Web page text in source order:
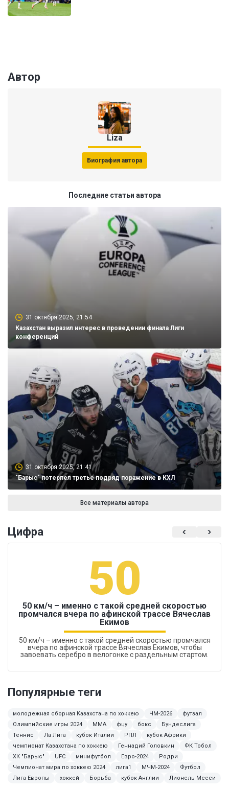
Автор
Liza
Биография автора
Последние статьи автора
31 октября 2025, 21:54
Казахстан выразил интерес в проведении финала Лиги
конференций
31 октября 2025, 21:41
"Барыс" потерпел третье подряд поражение в КХЛ
Все материалы автора
Цифра
50
50 км/ч – именно с такой средней скоростью
промчался вчера по афинской трассе Вячеслав
Екимов
50 км/ч – именно с такой средней скоростью промчался
вчера по афинской трассе Вячеслав Екимов, чтобы
завоевать серебро в велогонке с раздельным стартом.
Популярные теги
молодежная сборная Казахстана по хоккею ЧМ-2026
футзал
Олимпийские игры 2024
ММА фцу бокс
Бундеслига
Теннис
Ла Лига кубок Италии РПЛ
кубок Африки
чемпионат Казахстана по хоккею
Геннадий Головкин
ФК Тобол
ХК "Барыс"
UFC минифутбол Евро-2024
Родри
Чемпионат мира по хоккею 2024
лига1 МЧМ-2024
Футбол
Лига Европы
хоккей Борьба кубок Англии Лионель Месси